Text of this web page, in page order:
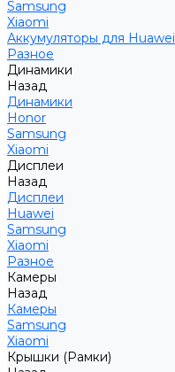
Samsung
Xiaomi
Аккумуляторы для Huawei
Разное
Динамики
Назад
Динамики
Honor
Samsung
Xiaomi
Дисплеи
Назад
Дисплеи
Huawei
Samsung
Xiaomi
Разное
Камеры
Назад
Камеры
Samsung
Xiaomi
Крышки (Рамки)